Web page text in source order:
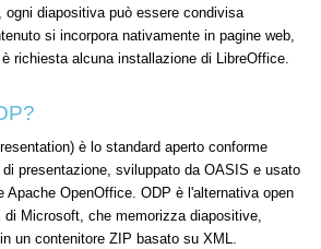
diapositiva può essere condivisa
si incorpora nativamente in pagine web,
richiesta alcuna installazione di LibreOffice.
è lo standard aperto conforme
di presentazione, sviluppato da OASIS e usato
Apache OpenOffice. ODP è l'alternativa open
Microsoft, che memorizza diapositive,
un contenitore ZIP basato su XML.